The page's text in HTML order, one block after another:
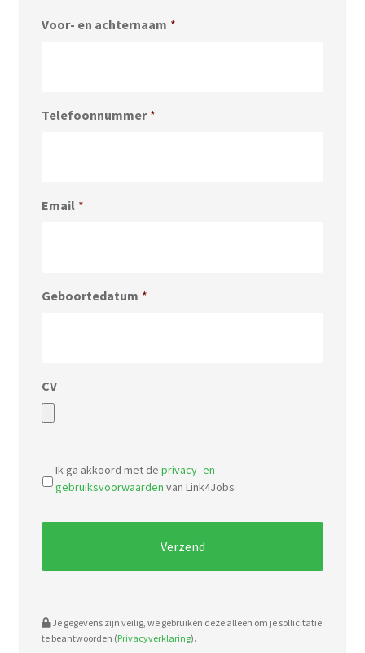
Voor- en achternaam *
Telefoonnummer *
Email *
Geboortedatum *
CV
types:
pdf,
doc.
Ik ga akkoord met de privacy- en
gebruiksvoorwaarden van Link4Jobs
Je gegevens zijn veilig, we gebruiken deze alleen om je sollicitatie
te beantwoorden (Privacyverklaring).